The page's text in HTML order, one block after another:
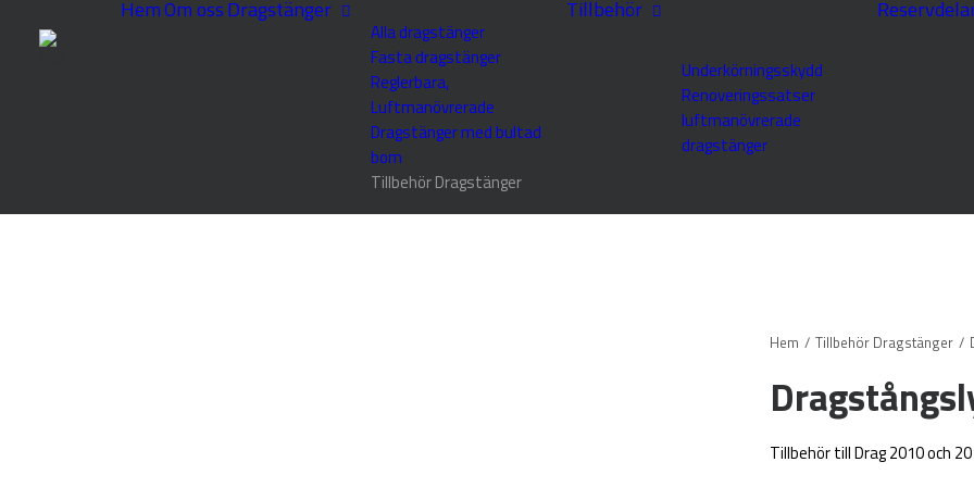
HemOm ossDragstänger
Alla dragstänger
Fasta dragstänger
Reglerbara,
Luftmanövrerade
Dragstänger med bultad
bom
Tillbehör Dragstänger
Tillbehör
Underkörningsskydd
Renoveringssatser
luftmanövrerade
dragstänger
Hem Tillbehör Dragstänger
Tillbehör till Drag 2010 och